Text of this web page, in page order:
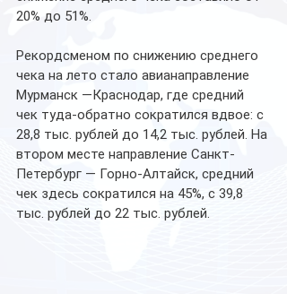
20% до 51%.
Рекордсменом по снижению среднего
чека на лето стало авианаправление
Мурманск —Краснодар, где средний
чек туда-обратно сократился вдвое: с
28,8 тыс. рублей до 14,2 тыс. рублей. На
втором месте направление Санкт-
Петербург — Горно-Алтайск, средний
чек здесь сократился на 45%, с 39,8
тыс. рублей до 22 тыс. рублей.